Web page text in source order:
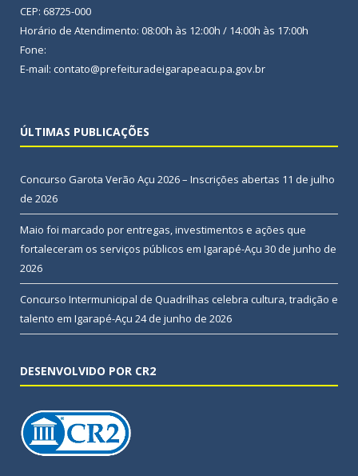
CEP: 68725-000
Horário de Atendimento: 08:00h às 12:00h / 14:00h às 17:00h
Fone:
E-mail: contato@prefeituradeigarapeacu.pa.gov.br
ÚLTIMAS PUBLICAÇÕES
Concurso Garota Verão Açu 2026 – Inscrições abertas 11 de julho
de 2026
Maio foi marcado por entregas, investimentos e ações que
fortaleceram os serviços públicos em Igarapé-Açu 30 de junho de
2026
Concurso Intermunicipal de Quadrilhas celebra cultura, tradição e
talento em Igarapé-Açu 24 de junho de 2026
DESENVOLVIDO POR CR2